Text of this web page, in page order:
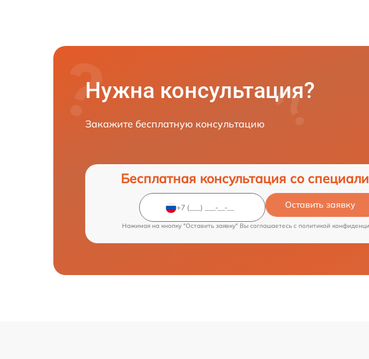
Нужна консультация?
Закажите бесплатную консультацию
Бесплатная консультация со
Оставить заявку
Нажимая на кнопку "Оставить заявку" Вы соглашаетесь c политикой